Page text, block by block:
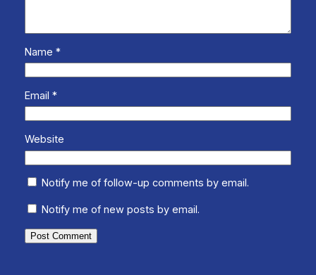
Name *
Email *
Website
Notify me of follow-up comments by email.
Notify me of new posts by email.